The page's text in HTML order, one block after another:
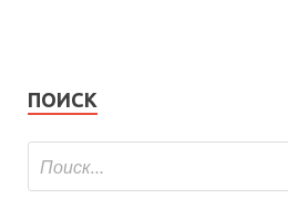
ПОИСК